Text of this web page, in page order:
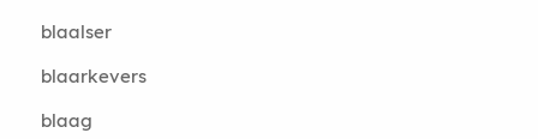
blaalser
blaarkevers
blaag